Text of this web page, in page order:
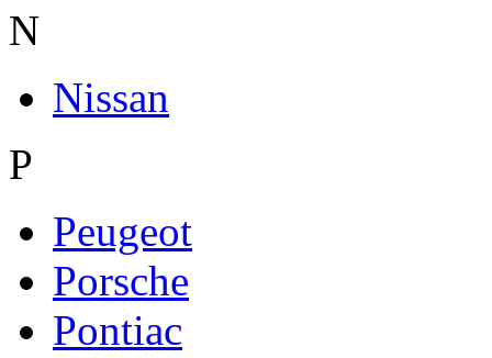
N
Nissan
P
Peugeot
Porsche
Pontiac